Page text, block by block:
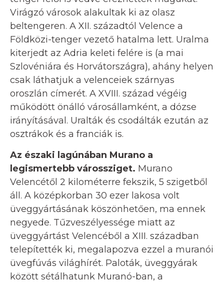
Virágzó városok alakultak ki az olasz
beltengeren. A XII. századtól Velence a
Földközi-tenger vezető hatalma lett. Uralma
kiterjedt az Adria keleti felére is (a mai
Szlovéniára és Horvátországra), ahány helyen
csak láthatjuk a velenceiek szárnyas
oroszlán címerét. A XVIII. század végéig
működött önálló városállamként, a dózse
irányításával. Uralták és csodálták ezután az
osztrákok és a franciák is.
Az északi lagúnában Murano a
legismertebb várossziget. Murano
Velencétől 2 kilométerre fekszik, 5 szigetből
áll. A középkorban 30 ezer lakosa volt
üveggyártásának köszönhetően, ma ennek
negyede. Tűzveszélyessége miatt az
üveggyártást Velencéből a XIII. században
telepítették ki, megalapozva ezzel a muranói
üvegfúvás világhírét. Paloták, üveggyárak
között sétálhatunk Muranó-ban, a